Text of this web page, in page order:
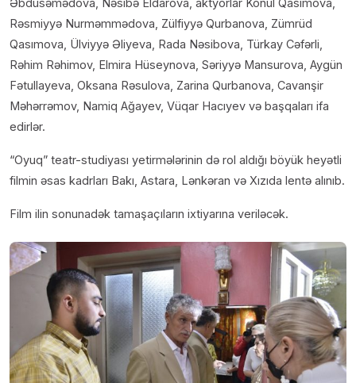
Əbdüsəmədova, Nəsibə Eldarova, aktyorlar Könül Qasımova,
Rəsmiyyə Nurməmmədova, Zülfiyyə Qurbanova, Zümrüd
Qasımova, Ülviyyə Əliyeva, Rada Nəsibova, Türkay Cəfərli,
Rəhim Rəhimov, Elmira Hüseynova, Səriyyə Mansurova, Aygün
Fətullayeva, Oksana Rəsulova, Zarina Qurbanova, Cavanşir
Məhərrəmov, Namiq Ağayev, Vüqar Hacıyev və başqaları ifa
edirlər.
“Oyuq” teatr-studiyası yetirmələrinin də rol aldığı böyük heyətli
filmin əsas kadrları Bakı, Astara, Lənkəran və Xızıda lentə alınıb.
Film ilin sonunadək tamaşaçıların ixtiyarına veriləcək.